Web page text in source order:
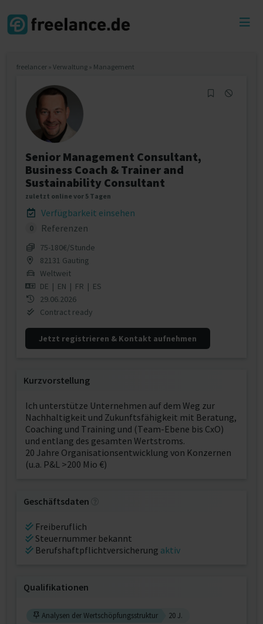
freelancer » Verwaltung » Management
Senior Management Consultant,
Business Coach & Trainer and
Sustainability Consultant
zuletzt online vor 5 Tagen
Verfügbarkeit einsehen
0 Referenzen
75‐180€/Stunde
82131 Gauting
Weltweit
DE | EN | FR | ES
29.06.2026
Contract ready
Jetzt registrieren & Kontakt aufnehmen
Kurzvorstellung
Ich unterstütze Unternehmen auf dem Weg zur
Nachhaltigkeit und Zukunftsfähigkeit mit Beratung,
Coaching und Training und (Team-Ebene bis CxO)
und entlang des gesamten Wertstroms.
20 Jahre Organisationsentwicklung von Konzernen
(u.a. P&L >200 Mio €)
Geschäftsdaten
Freiberuflich
Steuernummer bekannt
Berufshaftpflichtversicherung aktiv
Qualifikationen
Analysen der Wertschöpfungsstruktur
20 J.